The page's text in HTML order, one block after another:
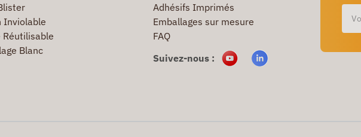
Inviolable
Réutilisable
Blanc
Adhésifs Imprimés
Emballages sur mesure
FAQ
Suivez-nous :